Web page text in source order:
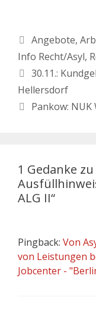
Angebote,
Info Recht/Asyl,
30.11.:
Hellersdorf
Pankow: NUK
1 Gedanke
ALG II“
Pingback: Von
von Leistungen
Jobcenter -